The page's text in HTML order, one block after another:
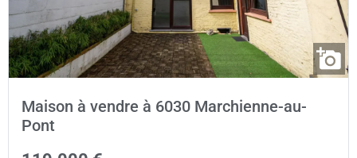
Maison à vendre à 6030 Marchienne-au-
Pont